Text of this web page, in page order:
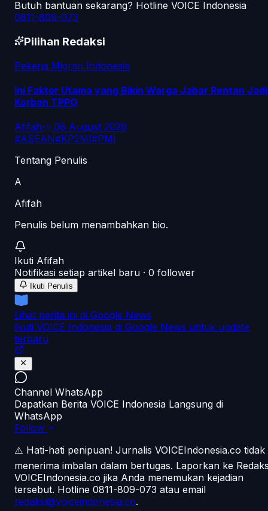
Butuh bantuan sekarang? Hotline VOICE Indonesia
0811-809-073
Pilihan Redaksi
Pekerja Migran Indonesia
Ini Faktor Utama yang Bikin Warga Jabar Rentan Jadi
Korban TPPO
Afifah·
08 August 2026
#ASEAN#KP2MI#PMI
Tentang Penulis
A
Afifah
Penulis belum menambahkan bio.
Ikuti Afifah
Notifikasi setiap artikel baru · 0 follower
Ikuti Penulis
Lihat berita ini di Google News
Ikuti VOICE Indonesia di Google News untuk update
terbaru
Channel WhatsApp
Dapatkan Berita VOICE Indonesia Langsung di
WhatsApp
Follow
⚠️ Hati-hati penipuan! Jurnalis VOICEIndonesia.co tidak
menerima imbalan dalam bertugas. Laporkan ke
VOICEIndonesia.co jika Anda menemukan kejadian
tersebut. Hotline 0811-809-073 atau email
redaksi@voiceindonesia.co.